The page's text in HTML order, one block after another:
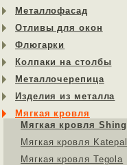
Металлофасад
Отливы для окон
Флюгарки
Колпаки на столбы
Металлочерепица
Изделия из металла
Мягкая кровля
Мягкая кровля
Мягкая кровля Katepal
Мягкая кровля Tegola